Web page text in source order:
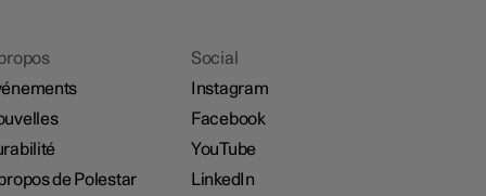
de Polestar
Social
Instagram
Facebook
YouTube
LinkedIn